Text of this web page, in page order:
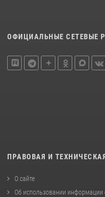
ОФИЦИАЛЬНЫЕ СЕТЕВЫЕ
ПРАВОВАЯ И
О сайте
Об использовании информации